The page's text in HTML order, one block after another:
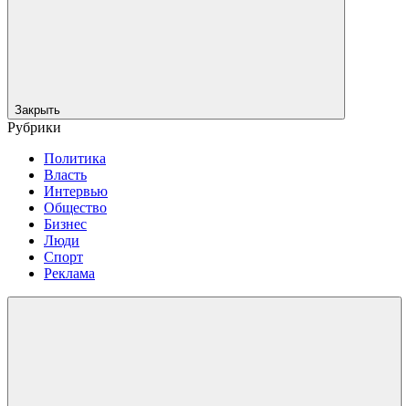
Закрыть
Рубрики
Политика
Власть
Интервью
Общество
Бизнес
Люди
Спорт
Реклама